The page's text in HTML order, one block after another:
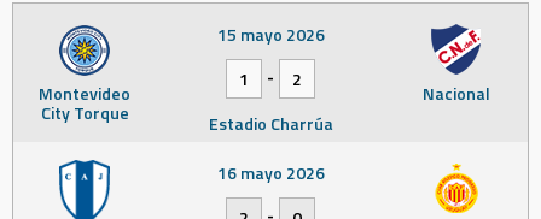
Montevideo
City Torque
Nacional
15 mayo 2026
1
-
2
Estadio Charrúa
16 mayo 2026